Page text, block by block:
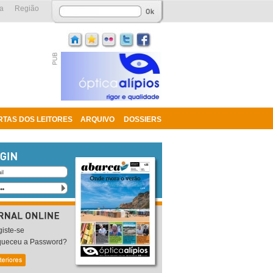
DOS LEITORES ARQUIVO DOSSIERS
Região
se
a Password?